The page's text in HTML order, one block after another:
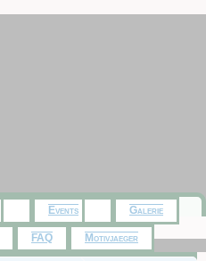
Events Galerie
FAQ Motivjaeger